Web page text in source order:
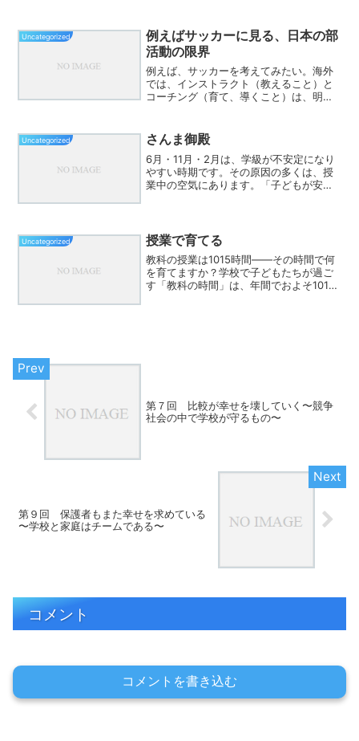
それは、学校の外に活動の場を移し、地
域で子どもを育てていく新し...
Uncategorized
例えばサッカーに見る、日本の部
活動の限界
例えば、サッカーを考えてみたい。海外
では、インストラクト（教えること）と
コーチング（育て、導くこと）は、明確
る。戦術を教える人がいる。技術を磨く
人がいる。心理面や成長段...
Uncategorized さんま御殿
6月・11月・2月は、学級が不安定になり
やすい時期です。その原因の多くは、授
業中の空気にあります。「子どもが安心
めに有効なのが、中...
Uncategorized 授業で育てる
教科の授業は1015時間――その時間で何
を育てますか？学校で子どもたちが過ご
す「教科の時間」は、年間でおよそ1015
第７回 比較が幸せを壊していく〜競争
社会の中で学校が守るもの〜
第９回 保護者もまた幸せを求めている
〜学校と家庭はチームである〜
コメント
コメントを書き込む